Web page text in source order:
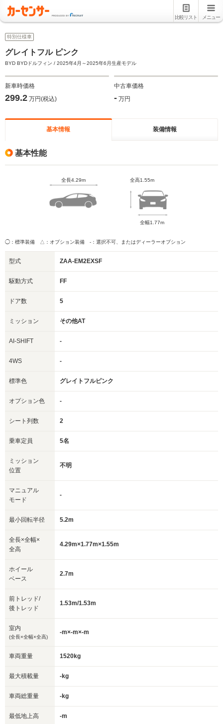
比較リスト メニュー
特別仕様車
グレイトフル ピンク
BYD BYDドルフィン / 2025年4月～2025年6月生産モデル
新車時価格
299.2 万円(税込)
中古車価格
- 万円
基本情報 装備情報
基本性能
全長4.29m 全高1.55m
全幅1.77m
◯：標準装備 △：オプション装備 -：選択不可、またはディーラーオプション
型式 ZAA-EM2EXSF
駆動方式 FF
ドア数 5
ミッション その他AT
AI-SHIFT -
4WS -
標準色 グレイトフルピンク
オプション色 -
シート列数 2
乗車定員 5名
ミッション
位置
不明
マニュアル
モード
-
最小回転半径 5.2m
全長×全幅×
全高
4.29m×1.77m×1.55m
ホイール
ベース
2.7m
前トレッド/
後トレッド
1.53m/1.53m
室内
(全長×全幅×全高)
-m×-m×-m
車両重量 1520kg
最大積載量 -kg
車両総重量 -kg
最低地上高 -m